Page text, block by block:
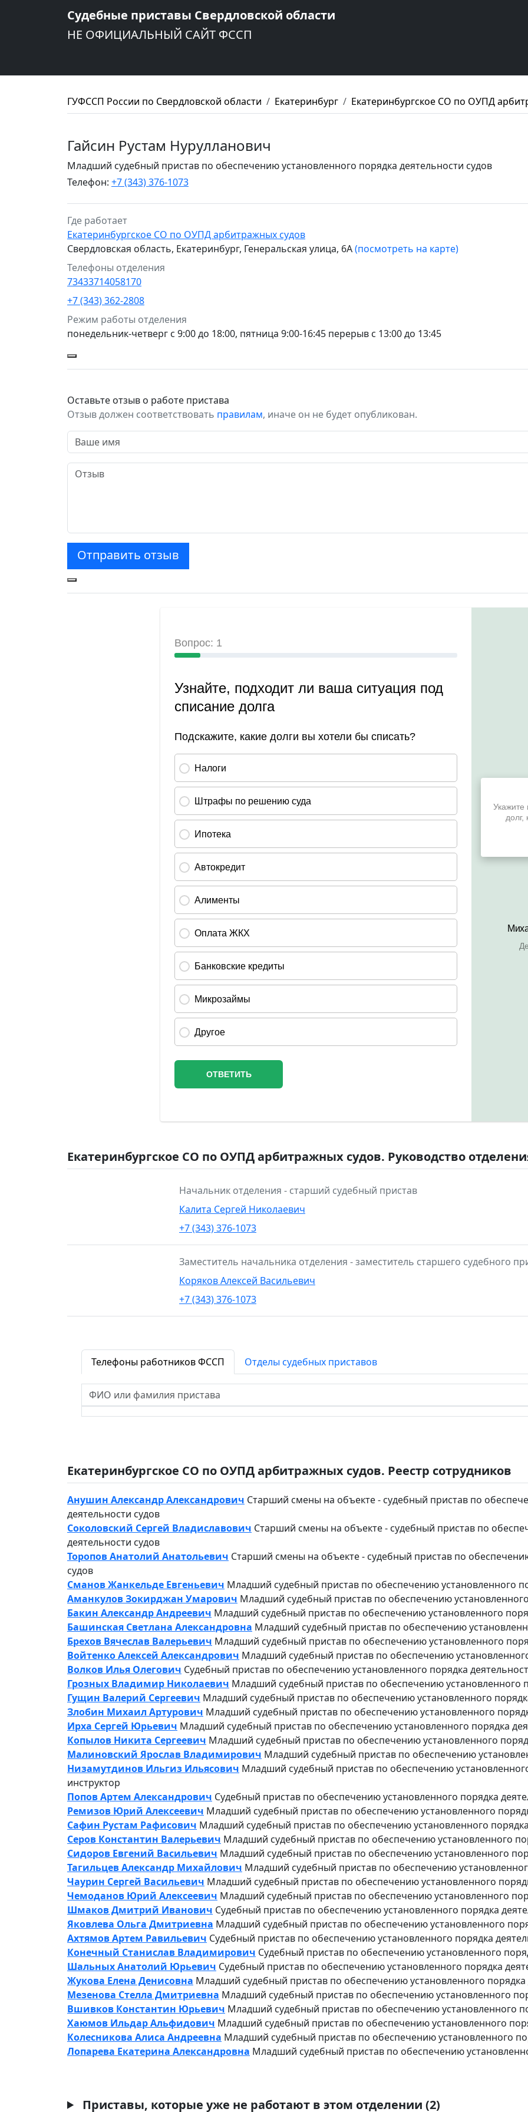
Судебные приставы Свердловской области
НЕ ОФИЦИАЛЬНЫЙ САЙТ ФССП
ГУФССП России по Свердловской области Екатеринбург Екатеринбургское СО по ОУПД
Гайсин Рустам Нурулланович
Младший судебный пристав по обеспечению установленного порядка деятельности судов
Телефон: +7 (343) 376-1073
Где работает
Екатеринбургское СО по ОУПД арбитражных судов
Свердловская область, Екатеринбург, Генеральская улица, 6А(посмотреть на карте)
Телефоны отделения
73433714058170
+7 (343) 362-2808
Режим работы отделения
понедельник-четверг с 9:00 до 18:00, пятница 9:00-16:45 перерыв с 13:00 до 13:45
Оставьте отзыв о работе пристава
Отзыв должен соответствовать правилам, иначе он не будет опубликован.
Отправить отзыв
Екатеринбургское СО по ОУПД арбитражных судов. Руководство
Начальник отделения - старший судебный пристав
Калита Сергей Николаевич
+7 (343) 376-1073
Заместитель начальника отделения - заместитель старшего судебного
Коряков Алексей Васильевич
+7 (343) 376-1073
Телефоны работников ФССП Отделы судебных приставов
Екатеринбургское СО по ОУПД арбитражных судов. Реестр сотрудников
Анушин Александр Александрович Старший смены на объекте - судебный пристав по
деятельности судов
Соколовский Сергей Владиславович Старший смены на объекте - судебный пристав по
деятельности судов
Торопов Анатолий Анатольевич Старший смены на объекте - судебный пристав по
судов
Сманов Жанкельде Евгеньевич Младший судебный пристав по обеспечению установленного
Аманкулов Зокирджан Умарович Младший судебный пристав по обеспечению
Бакин Александр Андреевич Младший судебный пристав по обеспечению установленного
Башинская Светлана Александровна Младший судебный пристав по обеспечению
Брехов Вячеслав Валерьевич Младший судебный пристав по обеспечению установленного
Войтенко Алексей Александрович Младший судебный пристав по обеспечению
Волков Илья Олегович Судебный пристав по обеспечению установленного порядка
Грозных Владимир Николаевич Младший судебный пристав по обеспечению установленного
Гущин Валерий Сергеевич Младший судебный пристав по обеспечению установленного
Злобин Михаил Артурович Младший судебный пристав по обеспечению установленного
Ирха Сергей Юрьевич Младший судебный пристав по обеспечению установленного порядка
Копылов Никита Сергеевич Младший судебный пристав по обеспечению установленного
Малиновский Ярослав Владимирович Младший судебный пристав по обеспечению
Низамутдинов Ильгиз Ильясович Младший судебный пристав по обеспечению
инструктор
Попов Артем Александрович Судебный пристав по обеспечению установленного порядка
Ремизов Юрий Алексеевич Младший судебный пристав по обеспечению установленного
Сафин Рустам Рафисович Младший судебный пристав по обеспечению установленного
Серов Константин Валерьевич Младший судебный пристав по обеспечению установленного
Сидоров Евгений Васильевич Младший судебный пристав по обеспечению установленного
Тагильцев Александр Михайлович Младший судебный пристав по обеспечению
Чаурин Сергей Васильевич Младший судебный пристав по обеспечению установленного
Чемоданов Юрий Алексеевич Младший судебный пристав по обеспечению установленного
Шмаков Дмитрий Иванович Судебный пристав по обеспечению установленного порядка
Яковлева Ольга Дмитриевна Младший судебный пристав по обеспечению установленного
Ахтямов Артем Равильевич Судебный пристав по обеспечению установленного порядка
Конечный Станислав Владимирович Судебный пристав по обеспечению установленного
Шальных Анатолий Юрьевич Судебный пристав по обеспечению установленного порядка
Жукова Елена Денисовна Младший судебный пристав по обеспечению установленного порядка
Мезенова Стелла Дмитриевна Младший судебный пристав по обеспечению установленного
Вшивков Константин Юрьевич Младший судебный пристав по обеспечению установленного
Хаюмов Ильдар Альфидович Младший судебный пристав по обеспечению установленного
Колесникова Алиса Андреевна Младший судебный пристав по обеспечению установленного
Лопарева Екатерина Александровна Младший судебный пристав по обеспечению
Приставы, которые уже не работают в этом отделении (2)